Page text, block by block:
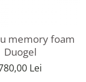
memory foam
Duogel
Lei